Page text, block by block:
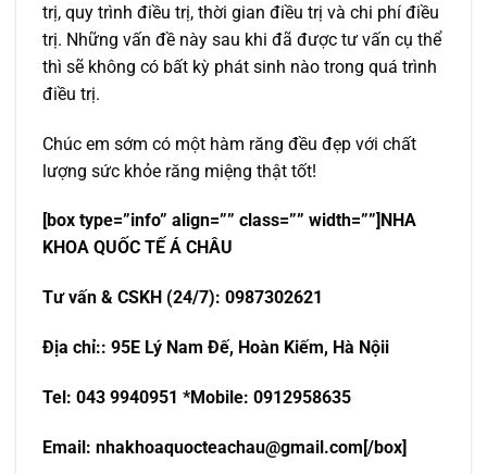
trị, quy trình điều trị, thời gian điều trị và chi phí điều
trị. Những vấn đề này sau khi đã được tư vấn cụ thể
thì sẽ không có bất kỳ phát sinh nào trong quá trình
điều trị.
Chúc em sớm có một hàm răng đều đẹp với chất
lượng sức khỏe răng miệng thật tốt!
[box type=”info” align=”” class=”” width=””]NHA
KHOA QUỐC TẾ Á CHÂU
Tưvấn & CSKH (24/7): 0987302621
Địa chỉ:: 95E Lý Nam Đế, Hoàn Kiếm, Hà Nộii
Tel: 043 9940951 *Mobile: 0912958635
Email: nhakhoaquocteachau@gmail.com [/box]